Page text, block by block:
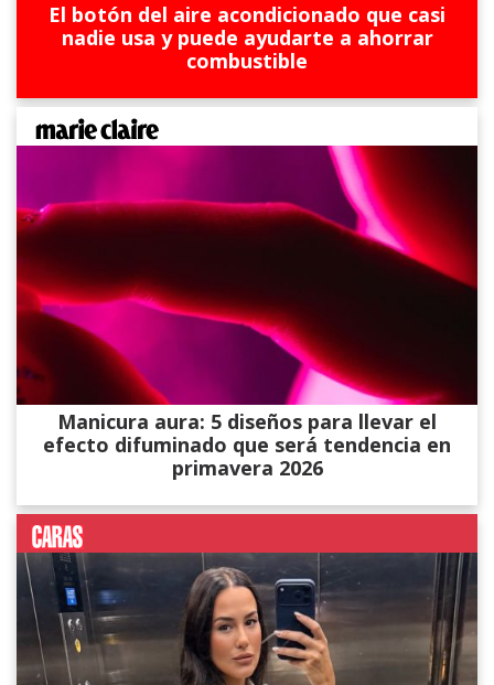
El botón del aire acondicionado que casi
nadie usa y puede ayudarte a ahorrar
combustible
Manicura aura: 5 diseños para llevar el
efecto difuminado que será tendencia en
primavera 2026